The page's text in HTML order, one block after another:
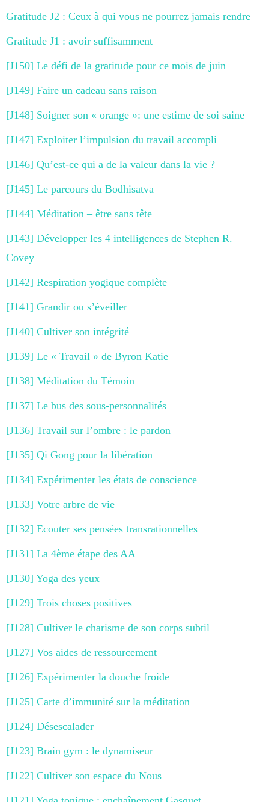
Gratitude J2 : Ceux à qui vous ne pourrez jamais rendre
Gratitude J1 : avoir suffisamment
[J150] Le défi de la gratitude pour ce mois de juin
[J149] Faire un cadeau sans raison
[J148] Soigner son « orange »: une estime de soi saine
[J147] Exploiter l’impulsion du travail accompli
[J146] Qu’est-ce qui a de la valeur dans la vie ?
[J145] Le parcours du Bodhisatva
[J144] Méditation – être sans tête
[J143] Développer les 4 intelligences de Stephen R.
Covey
[J142] Respiration yogique complète
[J141] Grandir ou s’éveiller
[J140] Cultiver son intégrité
[J139] Le « Travail » de Byron Katie
[J138] Méditation du Témoin
[J137] Le bus des sous-personnalités
[J136] Travail sur l’ombre : le pardon
[J135] Qi Gong pour la libération
[J134] Expérimenter les états de conscience
[J133] Votre arbre de vie
[J132] Ecouter ses pensées transrationnelles
[J131] La 4ème étape des AA
[J130] Yoga des yeux
[J129] Trois choses positives
[J128] Cultiver le charisme de son corps subtil
[J127] Vos aides de ressourcement
[J126] Expérimenter la douche froide
[J125] Carte d’immunité sur la méditation
[J124] Désescalader
[J123] Brain gym : le dynamiseur
[J122] Cultiver son espace du Nous